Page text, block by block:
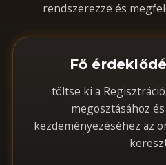
rendszerezze és
Fő
töltse ki a
megosztásához
kezdeményezéséhez az